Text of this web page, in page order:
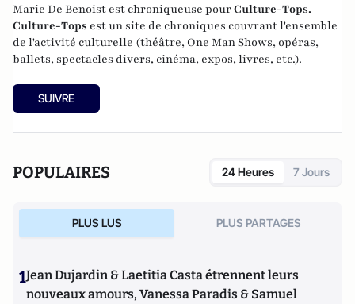
Marie De Benoist est chroniqueuse pourCulture-Tops.
Culture-Tops est un site de chroniques couvrant l'ensemble
de l'activité culturelle (théâtre, One Man Shows, opéras,
ballets, spectacles divers, cinéma, expos, livres, etc.).
SUIVRE
POPULAIRES 24 Heures 7 Jours
PLUS LUS PLUS PARTAGES
1Jean Dujardin & Laetitia Casta étrennent leurs
nouveaux amours, Vanessa Paradis & Samuel